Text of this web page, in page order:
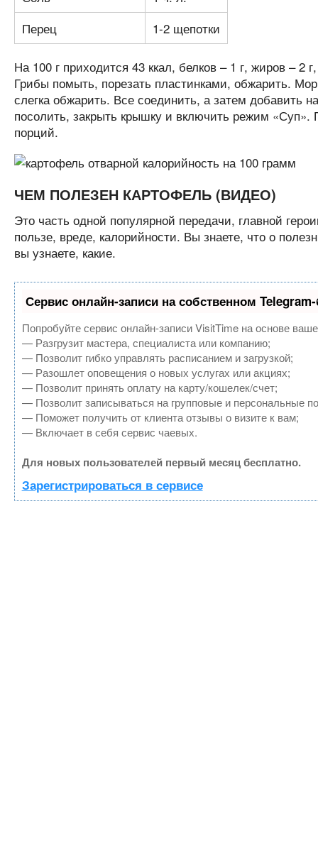
Перец
1-2 щепотки
На 100 г приходится 43 ккал, белков – 1 г, жиров – 2
Грибы помыть, порезать пластинками, обжарить.
слегка обжарить. Все соединить, а затем добавить
посолить, закрыть крышку и включить режим
порций.
ЧЕМ ПОЛЕЗЕН КАРТОФЕЛЬ (ВИДЕО)
Это часть одной популярной передачи, главной
пользе, вреде, калорийности. Вы знаете, что о
вы узнаете, какие.
Сервис онлайн-записи на собственном
Попробуйте сервис онлайн-записи VisitTime на основе
— Разгрузит мастера, специалиста или компанию;
— Позволит гибко управлять расписанием и загрузкой;
— Разошлет оповещения о новых услугах или акциях;
— Позволит принять оплату на карту/кошелек/счет;
— Позволит записываться на групповые и персональные
— Поможет получить от клиента отзывы о визите к вам;
— Включает в себя сервис чаевых.
Для новых пользователей первый месяц бесплатно.
Зарегистрироваться в сервисе